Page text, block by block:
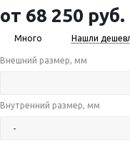
от 68 250 руб.
Много Нашли
Внешний размер, мм
Внутренний размер, мм